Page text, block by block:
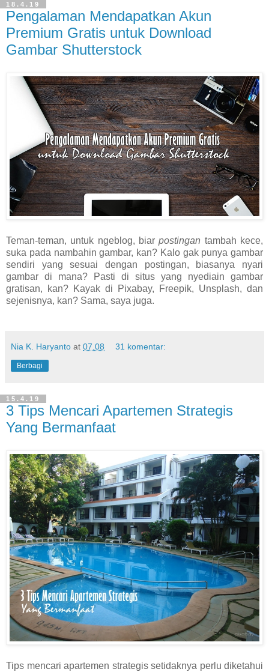
18.4.19
Pengalaman Mendapatkan Akun
Premium Gratis untuk Download
Gambar Shutterstock
Teman-teman, untuk ngeblog, biarpostingan tambah kece,
suka pada nambahin gambar, kan? Kalo gak punya gambar
sendiri yang sesuai dengan postingan, biasanya nyari
gambar di mana? Pasti di situs yang nyediain gambar
gratisan, kan? Kayak di Pixabay, Freepik, Unsplash, dan
sejenisnya, kan? Sama, saya juga.
Nia K. Haryanto at 07.08 31 komentar:
Berbagi
15.4.19
3 Tips Mencari Apartemen Strategis
Yang Bermanfaat
Tips mencari apartemen strategis setidaknya perlu diketahui